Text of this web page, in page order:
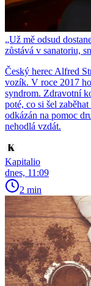
„Už mě odsud
zůstává v sanatoriu,
Český herec Alfred
vozík. V roce 2017
syndrom. Zdravotní
poté, co si šel
odkázán na pomoc
nehodlá vzdát.
Kapitalio
dnes, 11:09
2 min